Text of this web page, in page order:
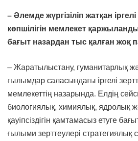
– Әлемде жүргізіліп жатқан
көпшілігін мемлекет
бағыт назардан тыс қалған жоқ
– Жаратылыстану, гуманитарлық
ғылымдар саласындағы іргелі
мемлекеттің назарында. Елдің
биологиялық, химиялық, ядролық
қауіпсіздігін қамтамасыз етуге
ғылыми зерттеулері стратегиялық